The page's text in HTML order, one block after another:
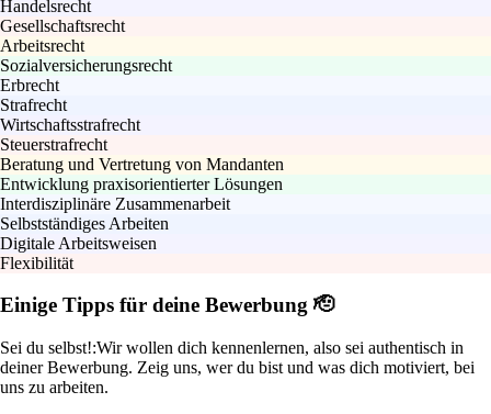
Handelsrecht
Gesellschaftsrecht
Arbeitsrecht
Sozialversicherungsrecht
Erbrecht
Strafrecht
Wirtschaftsstrafrecht
Steuerstrafrecht
Beratung und Vertretung von Mandanten
Entwicklung praxisorientierter Lösungen
Interdisziplinäre Zusammenarbeit
Selbstständiges Arbeiten
Digitale Arbeitsweisen
Flexibilität
Einige Tipps für deine Bewerbung 🫡
Sei du selbst!:Wir wollen dich kennenlernen, also sei authentisch in
deiner Bewerbung. Zeig uns, wer du bist und was dich motiviert, bei
uns zu arbeiten.